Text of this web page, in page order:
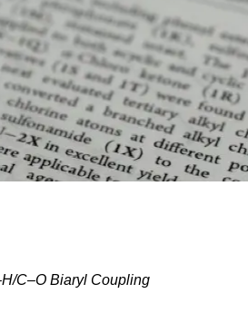
C–O Biaryl Coupling